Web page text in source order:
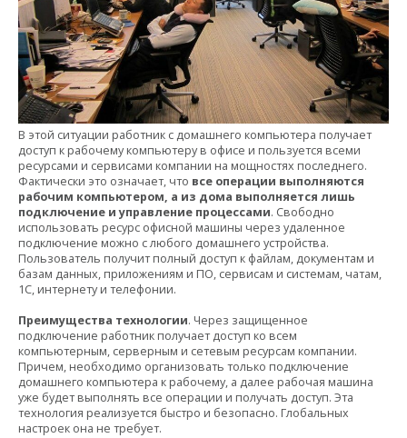
В этой ситуации работник с домашнего компьютера получает
доступ к рабочему компьютеру в офисе и пользуется всеми
ресурсами и сервисами компании на мощностях последнего.
Фактически это означает, что все операции выполняются
рабочим компьютером, а из дома выполняется лишь
подключение и управление процессами. Свободно
использовать ресурс офисной машины через удаленное
подключение можно с любого домашнего устройства.
Пользователь получит полный доступ к файлам, документам и
базам данных, приложениям и ПО, сервисам и системам, чатам,
1С, интернету и телефонии.
Преимущества технологии. Через защищенное
подключение работник получает доступ ко всем
компьютерным, серверным и сетевым ресурсам компании.
Причем, необходимо организовать только подключение
домашнего компьютера к рабочему, а далее рабочая машина
уже будет выполнять все операции и получать доступ. Эта
технология реализуется быстро и безопасно. Глобальных
настроек она не требует.